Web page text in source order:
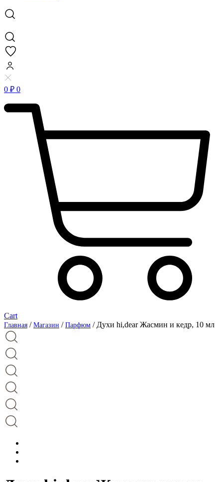
0 ₽ 0
Cart
Главная / Магазин / Парфюм / Духи hi,dear Жасмин и кедр, 10 мл